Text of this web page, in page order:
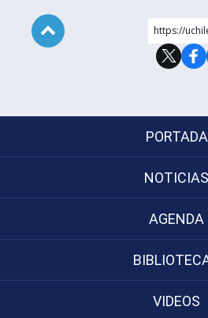
https://
PORTADA
NOTICIAS
AGENDA
VIDEOS